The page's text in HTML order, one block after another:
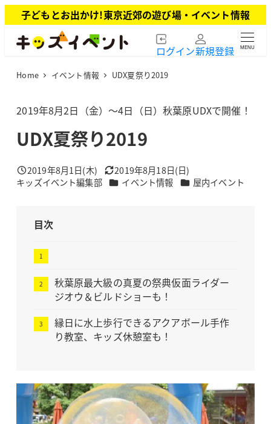
イ
子どもとお出かけ!東京近郊の遊び場・イベント情報
ログイン新規登録 MENU
Home イベント情報 UDX夏祭り2019
2019年8月2日（金）～4日（日）秋葉原UDXで開催！
UDX夏祭り2019
投稿日
2019年8月1日(木) 更新日
2019年8月18日(日)
著
キッズイベント編集部 カテゴリー
イベント情報 カテゴリー
屋内イベント
目次
秋葉原最大級の真夏の祭典仮面ライダー
ジオウ＆ビルドショーも！
縁日に水上歩行できるアクアボール手作
り教室、キッズ休憩室も！